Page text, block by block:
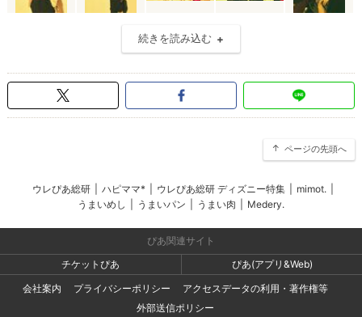
続きを読み込む
ページの先頭へ
ウレぴあ総研 ハピママ* ウレぴあ総研 ディズニー特集 mimot.
うまいめし
うまいパン うまい肉 Medery.
ぴあ関連サイト
チケットぴあ
ぴあ(アプリ&Web)
会社案内
プライバシーポリシー
アクセスデータの利用・著作権等
外部送信ポリシー